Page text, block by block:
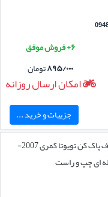
۶+ فروش موفق
۸۹۵/۰۰۰تومان
امکان ارسال روزانه
جزییات و خرید ...
تیغه برف پاک کن تویوتا کمری 2007-